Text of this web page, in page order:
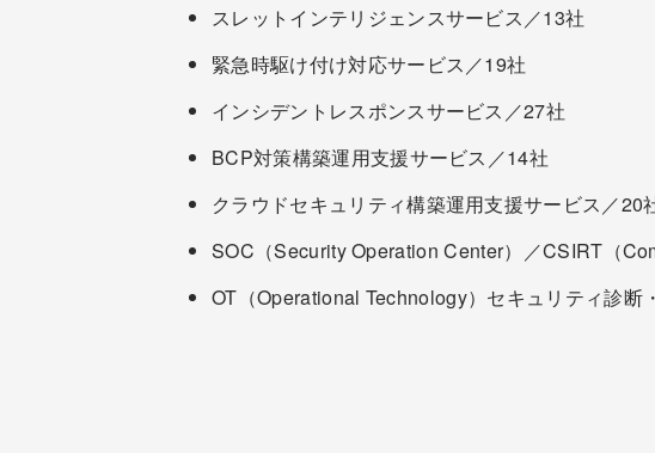
スレットインテリジェンスサービス／13社
緊急時駆け付け対応サービス／19社
インシデントレスポンスサービス／27社
BCP対策構築運用支援サービス／14社
クラウドセキュリティ構築運用支援サービス／20
SOC（Security Operation Center）／CSIRT（
OT（Operational Technology）セキュリティ診断